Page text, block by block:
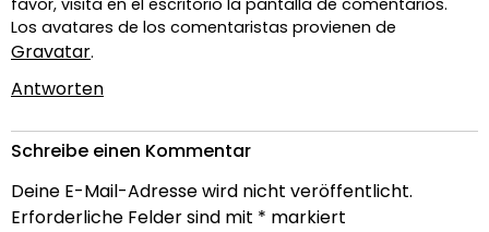
Los avatares de los comentaristas provienen de
Gravatar.
Antworten
Schreibe einen Kommentar
Deine E-Mail-Adresse wird nicht veröffentlicht.
Erforderliche Felder sind mit * markiert